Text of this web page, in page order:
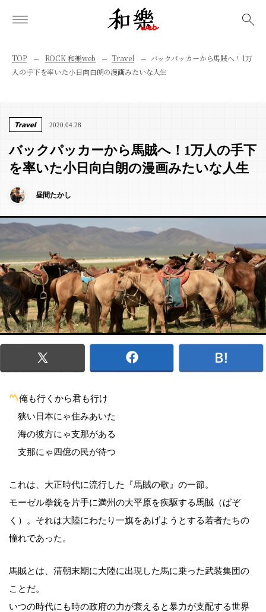
TOP ROCK 和樂web Travel
バックパッカーから馬賊へ！1万
人の手下を率いた小日向白朗の漫画みたいな人生
Travel 2020.04.28
バックパッカーから馬賊へ！1万人の手下
を率いた小日向白朗の漫画みたいな人生
昼間たかし
俺も行くから君も行け
狭い日本にゃ住みあいた
海の彼方にゃ支那がある
支那にゃ四億の民が待つ
これは、大正時代に流行した『馬賊の歌』の一節。
モーゼル拳銃を片手に満州の大平原を疾駆する馬賊（ばぞ
く）。それは大陸にわたり一旗をあげようとする若者たちの
憧れであった。
馬賊とは、清朝末期に大陸に出現した馬に乗った武装集団の
ことだ。
いつの時代にも時の政府の力が衰えると暴力が支配する世界